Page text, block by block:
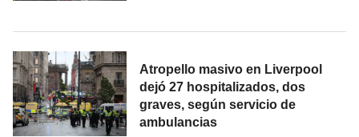
Atropello masivo en Liverpool
dejó 27 hospitalizados, dos
graves, según servicio de
ambulancias